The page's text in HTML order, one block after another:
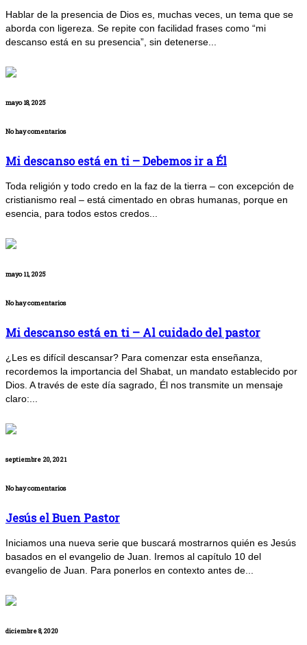
Hablar de la presencia de Dios es, muchas veces, un tema que se
aborda con ligereza. Se repite con facilidad frases como “mi
descanso está en su presencia”, sin detenerse...
mayo 18, 2025
No hay comentarios
Mi descanso está en ti – Debemos ir a Él
Toda religión y todo credo en la faz de la tierra – con excepción de
cristianismo real – está cimentado en obras humanas, porque en
esencia, para todos estos credos...
mayo 11, 2025
No hay comentarios
Mi descanso está en ti – Al cuidado del pastor
¿Les es difícil descansar? Para comenzar esta enseñanza,
recordemos la importancia del Shabat, un mandato establecido por
Dios. A través de este día sagrado, Él nos transmite un mensaje
claro:...
septiembre 20, 2021
No hay comentarios
Jesús el Buen Pastor
Iniciamos una nueva serie que buscará mostrarnos quién es Jesús
basados en el evangelio de Juan. Iremos al capítulo 10 del
evangelio de Juan. Para ponerlos en contexto antes de...
diciembre 8, 2020